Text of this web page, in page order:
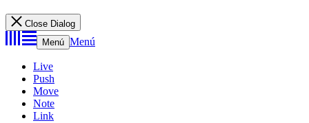
Close Dialog
Menú Menú
Live
Push
Move
Note
Link